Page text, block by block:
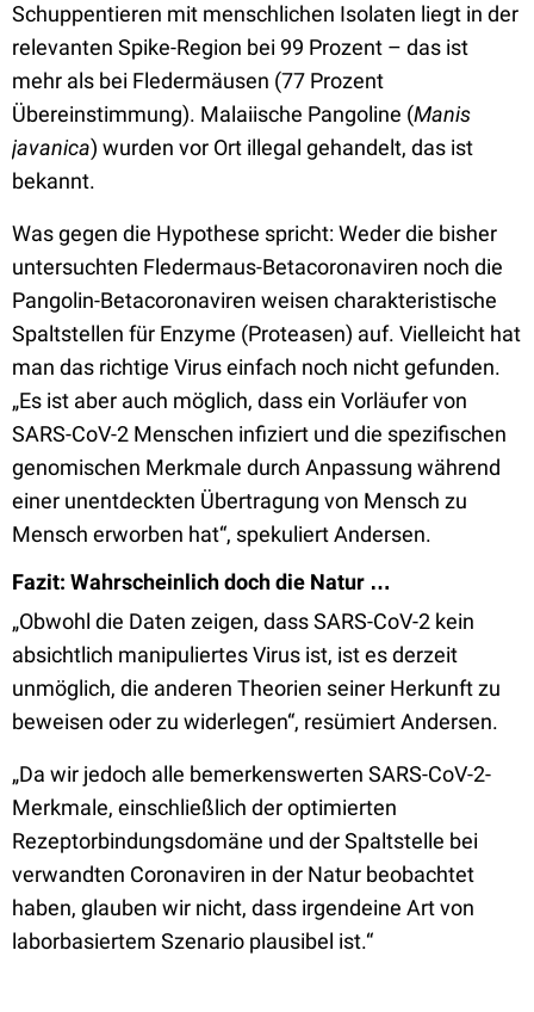
Schuppentieren mit menschlichen Isolaten liegt in der
relevanten Spike-Region bei 99 Prozent – das ist
mehr als bei Fledermäusen (77 Prozent
Übereinstimmung). Malaiische Pangoline (Manis
javanica) wurden vor Ort illegal gehandelt, das ist
bekannt.
Was gegen die Hypothese spricht: Weder die bisher
untersuchten Fledermaus-Betacoronaviren noch die
Pangolin-Betacoronaviren weisen charakteristische
Spaltstellen für Enzyme (Proteasen) auf. Vielleicht hat
man das richtige Virus einfach noch nicht gefunden.
„Es ist aber auch möglich, dass ein Vorläufer von
SARS-CoV-2 Menschen infiziert und die spezifischen
genomischen Merkmale durch Anpassung während
einer unentdeckten Übertragung von Mensch zu
Mensch erworben hat“, spekuliert Andersen.
Fazit: Wahrscheinlich doch die Natur …
„Obwohl die Daten zeigen, dass SARS-CoV-2 kein
absichtlich manipuliertes Virus ist, ist es derzeit
unmöglich, die anderen Theorien seiner Herkunft zu
beweisen oder zu widerlegen“, resümiert Andersen.
„Da wir jedoch alle bemerkenswerten SARS-CoV-2-
Merkmale, einschließlich der optimierten
Rezeptorbindungsdomäne und der Spaltstelle bei
verwandten Coronaviren in der Natur beobachtet
haben, glauben wir nicht, dass irgendeine Art von
laborbasiertem Szenario plausibel ist.“